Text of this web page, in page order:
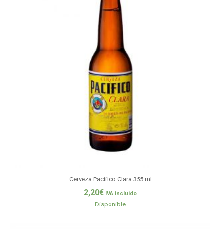
Cerveza Pacífico Clara 355 ml
2,20€ IVA incluido
Disponible